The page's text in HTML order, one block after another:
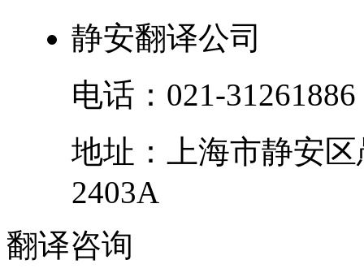
静安翻译公司
电话： 021-31261886
地址：
上海市静安区
2403A
翻译咨询